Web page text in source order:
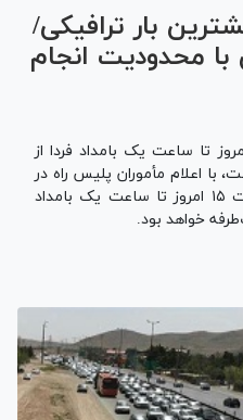
بار ترافیکی/
با محدودیت انجام
وسایل نقلیه از ساعت ۱۲ امروز تا ساعت یک بامداد فردا از
با اعلام مأموران پلیس راه در
محل، تردد وسایل نقلیه از ساعت ۱۵ امروز تا ساعت یک بامداد
خواهد بود.